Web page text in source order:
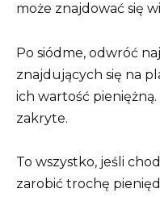
może znajdować się
Po siódme, odwróć
znajdujących się na
ich wartość
zakryte.
To wszystko, jeśli
zarobić trochę